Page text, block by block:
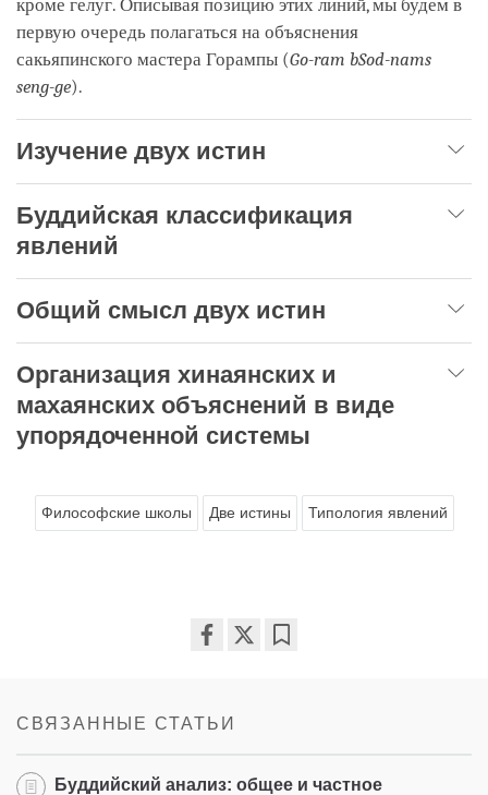
кроме гелуг. Описывая позицию этих линий, мы будем в
первую очередь полагаться на объяснения
сакьяпинского мастера Горампы (Go-ram bSod-nams
seng-ge).
Изучение двух истин
Буддийская классификация
явлений
Общий смысл двух истин
Организация хинаянских и
махаянских объяснений в виде
упорядоченной системы
Философские школы Две истины Типология явлений
СВЯЗАННЫЕ СТАТЬИ
Буддийский анализ: общее и частное